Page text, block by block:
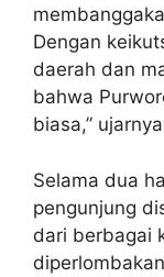
Dengan
daerah dan
bahwa
biasa,”
Selama dua
pengunjung
dari berbagai